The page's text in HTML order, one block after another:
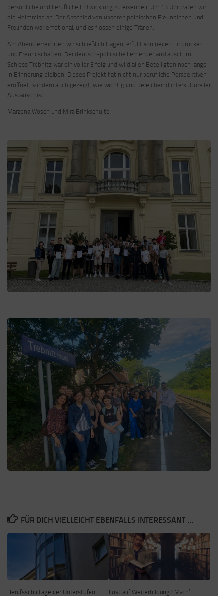
persönliche und berufliche Entwicklung zu erkennen. Um 13 Uhr traten wir
die Heimreise an. Der Abschied von unseren polnischen Freundinnen und
Freunden war emotional, und es flossen einige Tränen.
Am Abend erreichten wir schließlich Hagen, erfüllt von neuen Eindrücken
und Freundschaften. Der deutsch-polnische Lernendenaustausch im
Schloss Trebnitz war ein voller Erfolg und wird allen Beteiligten noch lange
in Erinnerung bleiben. Dieses Projekt hat nicht nur berufliche Perspektiven
eröffnet, sondern auch gezeigt, wie wichtig und bereichernd interkultureller
Austausch ist.
Marzena Wosch und Mira Brinkschulte
FÜR DICH VIELLEICHT EBENFALLS INTERESSANT …
Berufsschultage der Unterstufen
Lust auf Weiterbildung? Mach’